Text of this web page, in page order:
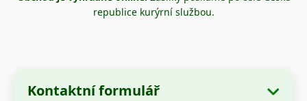
republice kurýrní službou.
Kontaktní formulář